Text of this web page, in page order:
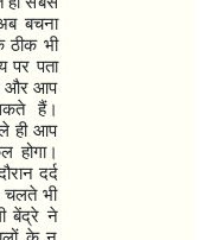
बचना
ठीक भी
पर पता
और आप
हैं।
ही आप
होगा।
दर्द
चलते भी
बेंद्रे ने